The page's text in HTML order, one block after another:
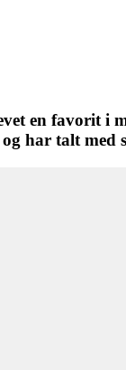
en favorit
har talt med